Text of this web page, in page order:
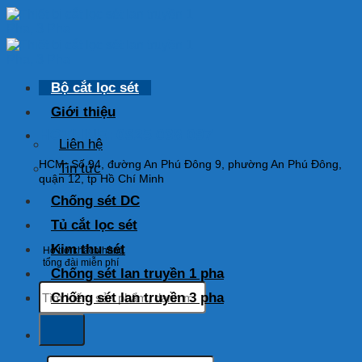
Skip
content
HOTLINE: 0925 038 097
HCM: Số 94, đường An Phú Đông 9, phường An Phú Đông,
quận 12, tp Hồ Chí Minh
Hỗ trợ khách hàng
tổng đài miễn phí
Tìm
kiếm:
Bộ cắt lọc sét
Giới thiệu
Liên hệ
Tin tức
Chống sét DC
Tủ cắt lọc sét
Kim thu sét
Chống sét lan truyền 1 pha
Chống sét lan truyền 3 pha